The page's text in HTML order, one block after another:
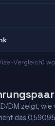
Vergleich)
DM zeigt,
das